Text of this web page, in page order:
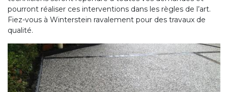
pourront réaliser ces interventions dans les règles de l’art.
Fiez-vous à Winterstein ravalement pour des travaux de
qualité.